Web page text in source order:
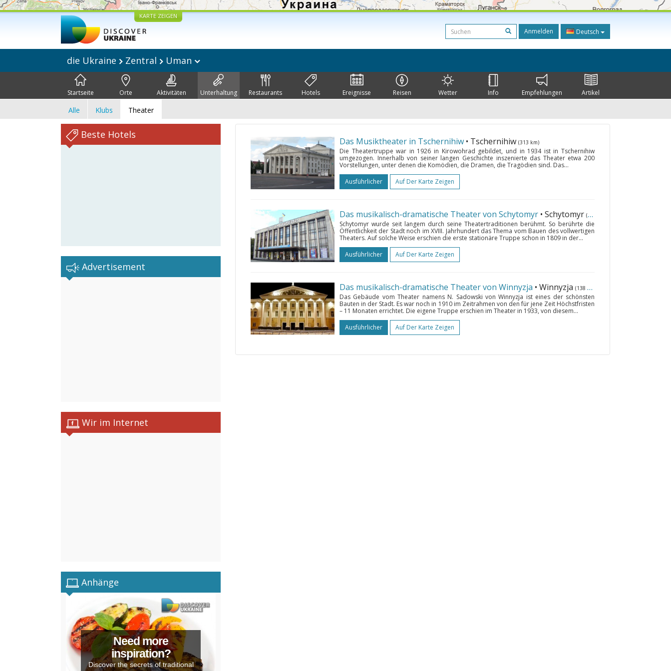
KARTE ZEIGEN
Anmelden Deutsch
die Ukraine Zentral Uman
Startseite Orte Aktivitäten Unterhaltung Restaurants Hotels Ereignisse Reisen Wetter Info Empfehlungen Artikel
Alle Klubs Theater
Beste Hotels
Advertisement
Wir im Internet
Anhänge
Need more
inspiration?
Discover the secrets of traditional
Das Musiktheater in Tschernihiw • Tschernihiw (313 km)
Die Theatertruppe war in 1926 in Kirowohrad gebildet, und in 1934 ist in Tschernihiw
umgezogen. Innerhalb von seiner langen Geschichte inszenierte das Theater etwa 200
Vorstellungen, unter denen die Komödien, die Dramen, die Tragödien sind. Das...
Ausführlicher
Auf Der Karte Zeigen
Das musikalisch-dramatische Theater von Schytomyr • Schytomyr (200 km)
Schytomyr wurde seit langem durch seine Theatertraditionen berühmt. So berührte die
Öffentlichkeit der Stadt noch im XVIII. Jahrhundert das Thema vom Bauen des vollwertigen
Theaters. Auf solche Weise erschien die erste stationäre Truppe schon in 1809 in der...
Ausführlicher
Auf Der Karte Zeigen
Das musikalisch-dramatische Theater von Winnyzja • Winnyzja (138 km)
Das Gebäude vom Theater namens N. Sadowski von Winnyzja ist eines der schönsten
Bauten in der Stadt. Es war noch in 1910 im Zeitrahmen von den für jene Zeit Höchstfristen
– 11 Monaten errichtet. Die eigene Truppe erschien im Theater in 1933, von diesem...
Ausführlicher
Auf Der Karte Zeigen